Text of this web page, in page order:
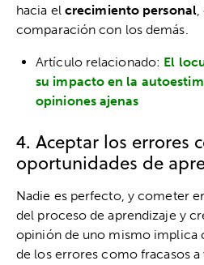
hacia el crecimiento personal,
comparación con los demás.
Artículo relacionado: El
su impacto en la
opiniones ajenas
4. Aceptar los errores
oportunidades de
Nadie es perfecto, y cometer
del proceso de aprendizaje y
opinión de uno mismo implica
de los errores como fracasos